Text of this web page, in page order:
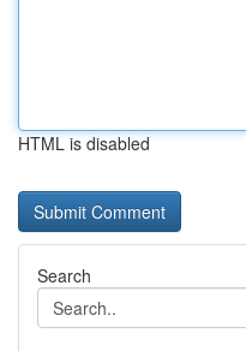
HTML is disabled
Search